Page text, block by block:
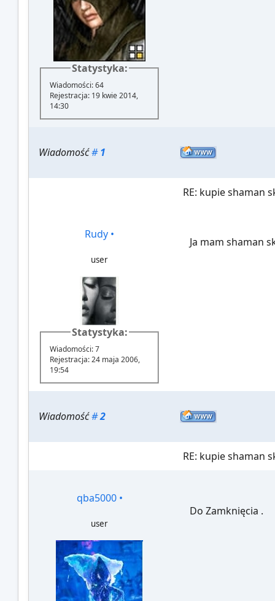
Statystyka:
Wiadomości: 64
Rejestracja: 19 kwie 2014,
14:30
Wiadomość#1
RE: kupie shaman
Rudy •
user
Statystyka:
Wiadomości: 7
Rejestracja: 24 maja 2006,
19:54
Ja mam shaman
Wiadomość#2
RE: kupie shaman
qba5000 •
user
Do Zamknięcia .